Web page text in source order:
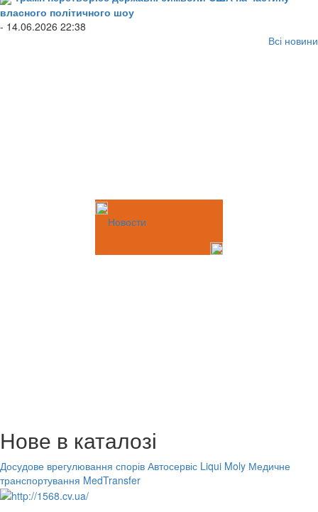
власного політичного шоу
- 14.06.2026 22:38
Всі новини
Новости
Нове в каталозі
Досудове врегулювання спорів Автосервіс Liqui Moly Медичне
транспортування MedTransfer